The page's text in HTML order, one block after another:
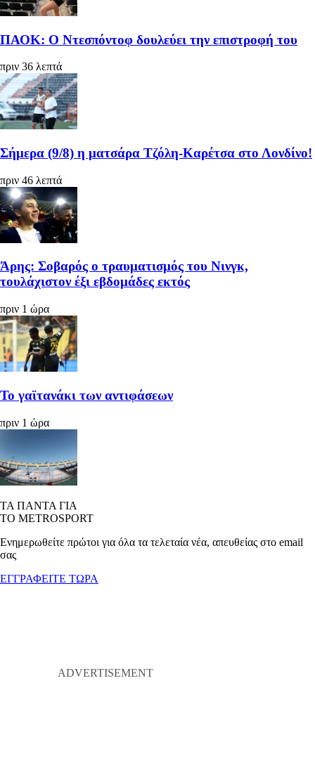
ΠΑΟΚ: Ο Ντεσπόντοφ δουλεύει την επιστροφή του
πριν 36 λεπτά
Σήμερα (9/8) η ματσάρα Τζόλη-Καρέτσα στο Λονδίνο!
πριν 46 λεπτά
Άρης: Σοβαρός ο τραυματισμός του Νινγκ,
τουλάχιστον έξι εβδομάδες εκτός
πριν 1 ώρα
Το γαϊτανάκι των αντιφάσεων
πριν 1 ώρα
ΤΑ ΠΑΝΤΑ ΓΙΑ
ΤΟ METROSPORT
Ενημερωθείτε πρώτοι για όλα τα τελεταία νέα, απευθείας στο email
σας
ΕΓΓΡΑΦΕΙΤΕ ΤΩΡΑ